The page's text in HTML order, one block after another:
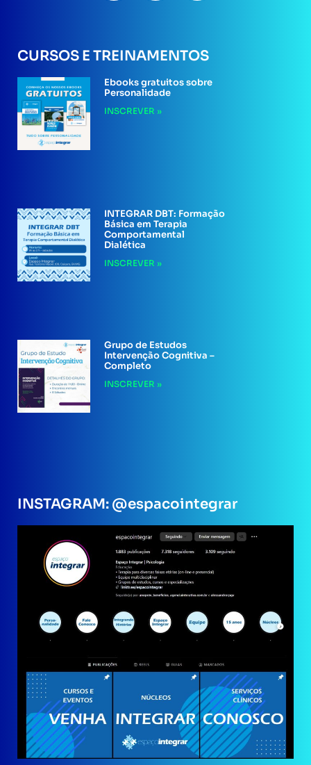
CURSOS E TREINAMENTOS
Ebooks gratuitos sobre
Personalidade
INSCREVER »
INTEGRAR DBT: Formação
Básica em Terapia
Comportamental
Dialética
INSCREVER »
Grupo de Estudos
Intervenção Cognitiva –
Completo
INSCREVER »
INSTAGRAM: @espacointegrar